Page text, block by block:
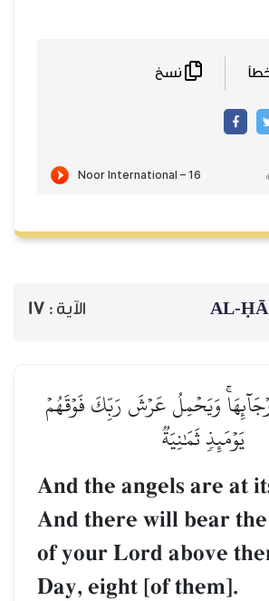
الآية : 17
وَيَحۡمِلُ عَرۡشَ رَبِّكَ فَوۡقَهُمۡ
يَوۡمَئِذٖ ثَمَٰنِيَةٞ
And the angels are at
And there will bear
of your Lord above
Day, eight [of them].